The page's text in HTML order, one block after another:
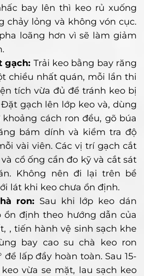
bay lên thì keo rủ xuống
chảy lỏng và không vón cục.
loãng hơn vì sẽ làm giảm
gạch: Trải keo bằng bay răng
chiều nhất quán, mỗi lần thi
tích vừa đủ để tránh keo bị
gạch lên lớp keo và, dùng
cách ron đều, gõ búa
bám dính và kiểm tra độ
vài viên. Các vị trí gạch cắt
cổ ống cần đo kỹ và cắt sát
Không nên đi lại trên bề
lát khi keo chưa ổn định.
ron: Sau khi lớp keo dán
ổn định theo hướng dẫn của
, tiến hành vệ sinh sạch khe
bay cao su chà keo ron
để lấp đầy hoàn toàn. Sau 15-
vừa se mặt, lau sạch keo